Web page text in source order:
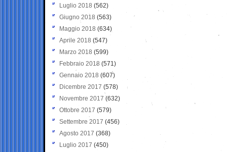
Luglio 2018 (562)
Giugno 2018 (563)
Maggio 2018 (634)
Aprile 2018 (547)
Marzo 2018 (599)
Febbraio 2018 (571)
Gennaio 2018 (607)
Dicembre 2017 (578)
Novembre 2017 (632)
Ottobre 2017 (579)
Settembre 2017 (456)
Agosto 2017 (368)
Luglio 2017 (450)